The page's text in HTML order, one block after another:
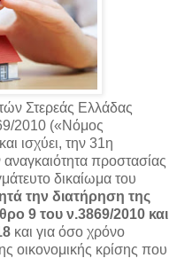
Στερεάς Ελλάδας
2010 («Νόμος
ισχύει, την 31η
προστασίας
δικαίωμα του
την διατήρηση της
9 του ν.3869/2010 και
και για όσο χρόνο
οικονομικής κρίσης που